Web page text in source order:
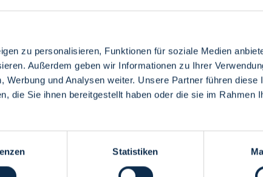
zu personalisieren, Funktionen für soziale Medien
Außerdem geben wir Informationen zu Ihrer
und Analysen weiter. Unsere Partner führen diese
die Sie ihnen bereitgestellt haben oder die sie im Rahmen
Statistiken
Menü